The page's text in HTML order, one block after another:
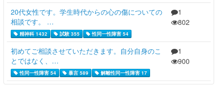
20代女性です。学生時代からの心の傷についての
相談です。 …
精神科 1432 試験 355 性同一性障害 54
1
802
初めてご相談させていただきます。自分自身のこ
とではなく、…
性同一性障害 54 暴言 589 解離性同一性障害 17
1
900